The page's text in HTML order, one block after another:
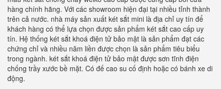
hàng chính hãng. Với các showroom hiện đại tại nhiều tỉnh thành
trên cả nước. nhà máy sản xuất két sắt mini là địa chỉ uy tín để
khách hàng có thể lựa chọn được sản phẩm két sắt cao cấp uy
tín. Hệ thống két sắt khoá điện tử bảo mật là sản phẩm đạt các
chứng chỉ và nhiều năm liền được chọn là sản phẩm tiêu biểu
trong ngành. két sắt khoá điện tử bảo mật được sơn tĩnh điện
chống trầy xước bề mặt. Có đế cao su cố định hoặc có bánh xe di
động.